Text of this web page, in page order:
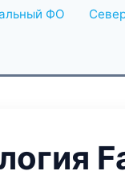
ФО